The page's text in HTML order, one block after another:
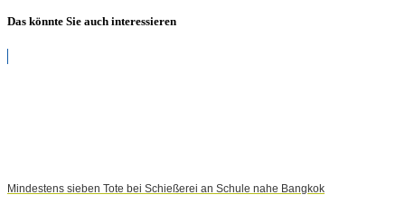
Das könnte Sie auch interessieren
Mindestens sieben Tote bei Schießerei an Schule nahe Bangkok